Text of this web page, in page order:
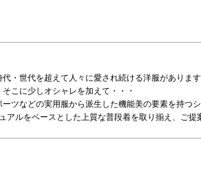
・世代を超えて人々に愛され続ける洋服がありま
こに少しオシャレを加えて・・・
ツなどの実用服から派生した機能美の要素を持つシ
ルをベースとした上質な普段着を取り揃え、ご提